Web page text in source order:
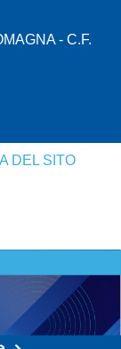
- C.F.
DEL SITO